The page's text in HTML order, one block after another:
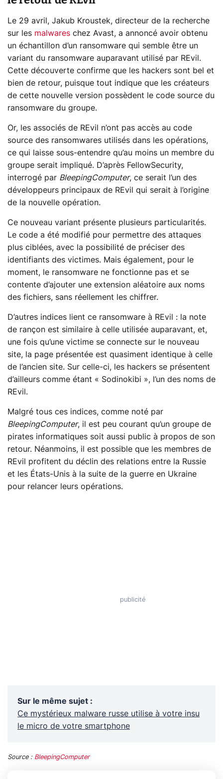
Le 29 avril, Jakub Kroustek, directeur de la recherche
sur les malwares chez Avast, a annoncé avoir obtenu
un échantillon d’un ransomware qui semble être un
variant du ransomware auparavant utilisé par REvil.
Cette découverte confirme que les hackers sont bel et
bien de retour, puisque tout indique que les créateurs
de cette nouvelle version possèdent le code source du
ransomware du groupe.
Or, les associés de REvil n’ont pas accès au code
source des ransomwares utilisés dans les opérations,
ce qui laisse sous-entendre qu’au moins un membre du
groupe serait impliqué. D’après FellowSecurity,
interrogé par BleepingComputer, ce serait l’un des
développeurs principaux de REvil qui serait à l’origine
de la nouvelle opération.
Ce nouveau variant présente plusieurs particularités.
Le code a été modifié pour permettre des attaques
plus ciblées, avec la possibilité de préciser des
identifiants des victimes. Mais également, pour le
moment, le ransomware ne fonctionne pas et se
contente d’ajouter une extension aléatoire aux noms
des fichiers, sans réellement les chiffrer.
D’autres indices lient ce ransomware à REvil : la note
de rançon est similaire à celle utilisée auparavant, et,
une fois qu’une victime se connecte sur le nouveau
site, la page présentée est quasiment identique à celle
de l’ancien site. Sur celle-ci, les hackers se présentent
d’ailleurs comme étant « Sodinokibi », l’un des noms de
REvil.
Malgré tous ces indices, comme noté par
BleepingComputer, il est peu courant qu’un groupe de
pirates informatiques soit aussi public à propos de son
retour. Néanmoins, il est possible que les membres de
REvil profitent du déclin des relations entre la Russie
et les États-Unis à la suite de la guerre en Ukraine
pour relancer leurs opérations.
Sur le même sujet :
Ce mystérieux malware russe utilise à votre insu
le micro de votre smartphone
Source : BleepingComputer